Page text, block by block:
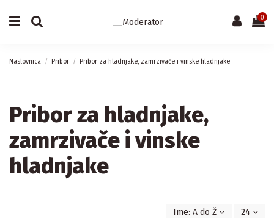
0
Naslovnica Pribor Pribor za hladnjake, zamrzivače i vinske hladnjake
Pribor za hladnjake,
zamrzivače i vinske
hladnjake
Ime: A do Ž 24